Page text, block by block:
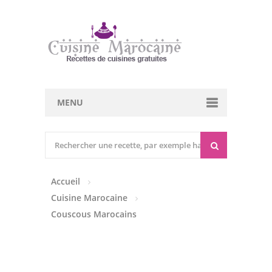
MENU
Entrées Froides
Accueil
Cuisine Marocaine
Couscous Marocains